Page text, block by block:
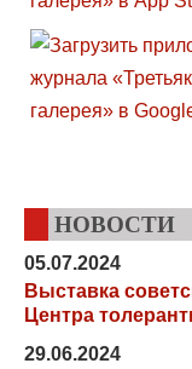
НОВОСТИ
05.07.2024
Выставка
Центра
29.06.2024